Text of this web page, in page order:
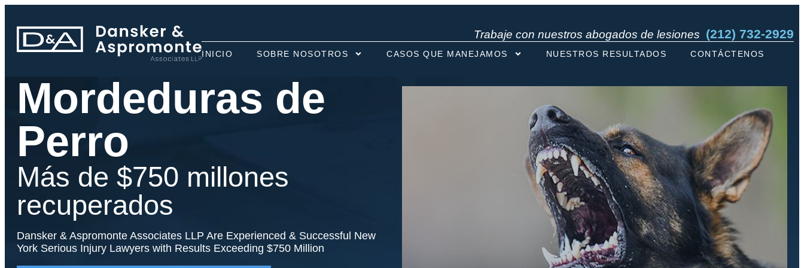
Trabaje con nuestros abogados de lesiones (212) 732-2929
INICIO SOBRE NOSOTROS CASOS QUE MANEJAMOS NUESTROS RESULTADOS CONTÁCTENOS
Mordeduras de
Perro
Más de $750 millones
recuperados
Dansker & Aspromonte Associates LLP Are Experienced & Successful New
York Serious Injury Lawyers with Results Exceeding $750 Million